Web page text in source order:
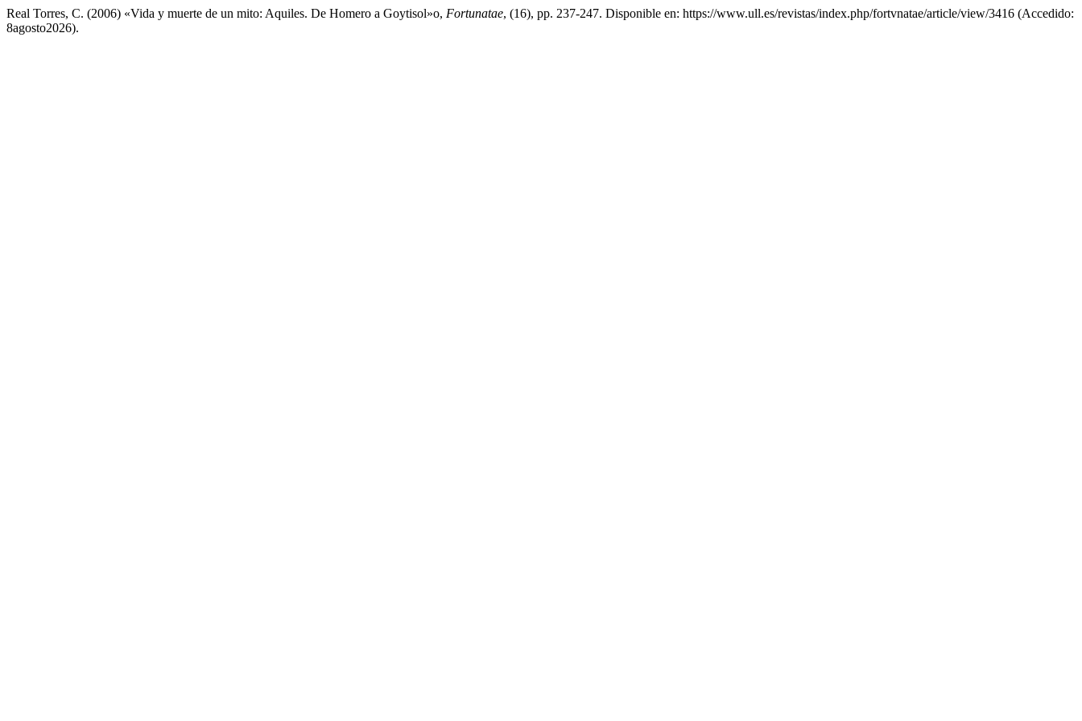
Real Torres, C. (2006) «Vida y muerte de un mito: Aquiles. De Homero a Goytisol»o, Fortunatae, (16), pp. 237-247. Disponible en: https://www.ull.es/revistas/index.php/fortvnatae/article/view/3416 (Accedido:
8agosto2026).